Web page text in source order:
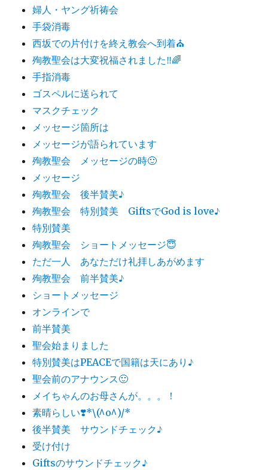
婦人・ヤング祈祷会
手袋消毒
西坂での片付けを終え教会へ到着⛪️
殉教聖会は大変祝福されました‼️🌈
手指消毒
ゴスペルに送られて
マスクチェック
メッセージ箇所は
メッセージが語られています
殉教聖会 メッセージの時🙂
メッセージ
殉教聖会 後半賛美♪
殉教聖会 特別賛美 GiftsでGod is love♪
特別賛美
殉教聖会 ショートメッセージ😇
ただ一人 あなただけ礼拝しあがめます
殉教聖会 前半賛美♪
ショートメッセージ
オンラインで
前半賛美
聖会始まりました
特別賛美はPEACEで国籍は天にあり♪
聖会前のアナウンス🙂
メイちゃんのお母さんが。。。！
素晴らしい❣️*\(^o^)/*
後半賛美 サウンドチェック♪
受け付け
Giftsのサウンドチェック♪